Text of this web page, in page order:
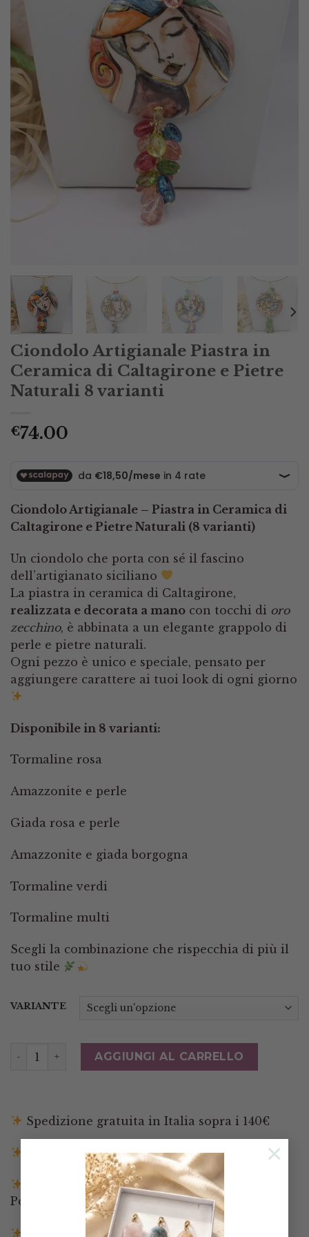
×
Ciondolo Artigianale Piastra in
Ceramica di Caltagirone e Pietre
Naturali 8 varianti
€74.00
Ciondolo Artigianale – Piastra in Ceramica di
Caltagirone e Pietre Naturali (8 varianti)
Un ciondolo che porta con sé il fascino
dell’artigianato siciliano
La piastra in ceramica di Caltagirone,
realizzata e decorata a mano con tocchi di oro
zecchino, è abbinata a un elegante grappolo di
perle e pietre naturali.
Ogni pezzo è unico e speciale, pensato per
aggiungere carattere ai tuoi look di ogni giorno
Disponibile in 8 varianti:
Tormaline rosa
Amazzonite e perle
Giada rosa e perle
Amazzonite e giada borgogna
Tormaline verdi
Tormaline multi
Scegli la combinazione che rispecchia di più il
tuo stile
VARIANTE
Ciondolo Artigianale Piastra in Ceramica di
AGGIUNGI AL CARRELLO
Spedizione gratuita in Italia sopra i 140€
Spedizione entro 3 giorni lavorativi
Pagamenti tramite Paypal, Carta di credito,
Postepay e Scalapay
Resi entro 14 giorni